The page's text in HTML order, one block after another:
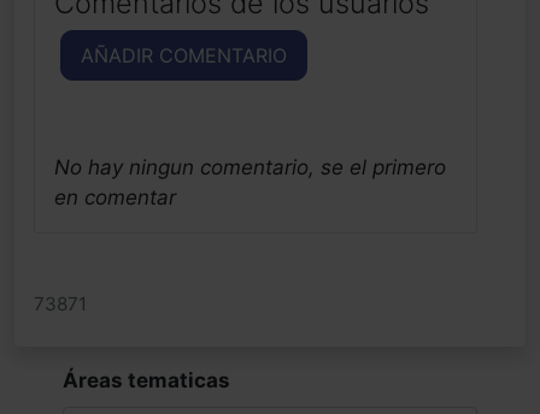
AÑADIR COMENTARIO
No hay ningun comentario, se el primero
en comentar
73871
Áreas tematicas